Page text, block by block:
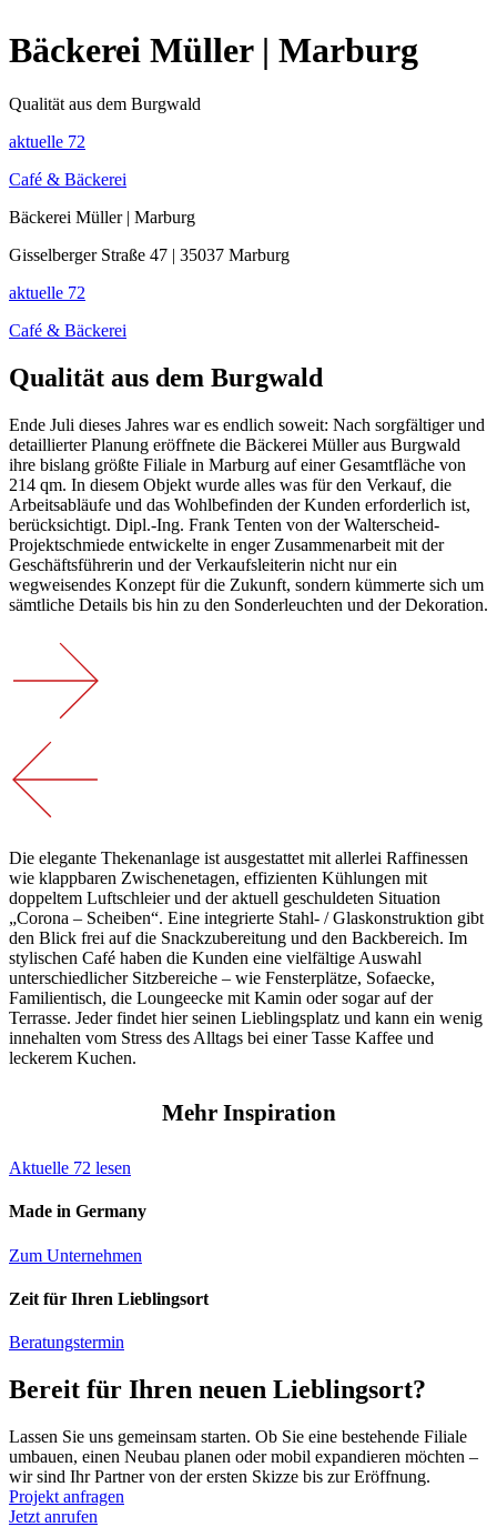
Bäckerei Müller | Marburg
Qualität aus dem Burgwald
aktuelle 72
Café & Bäckerei
Bäckerei Müller | Marburg
Gisselberger Straße 47 | 35037 Marburg
aktuelle 72
Café & Bäckerei
Qualität aus dem Burgwald
Ende Juli dieses Jahres war es endlich soweit: Nach sorgfältiger und
detaillierter Planung eröffnete die Bäckerei Müller aus Burgwald
ihre bislang größte Filiale in Marburg auf einer Gesamtfläche von
214 qm. In diesem Objekt wurde alles was für den Verkauf, die
Arbeitsabläufe und das Wohlbefinden der Kunden erforderlich ist,
berücksichtigt. Dipl.-Ing. Frank Tenten von der Walterscheid-
Projektschmiede entwickelte in enger Zusammenarbeit mit der
Geschäftsführerin und der Verkaufsleiterin nicht nur ein
wegweisendes Konzept für die Zukunft, sondern kümmerte sich um
sämtliche Details bis hin zu den Sonderleuchten und der Dekoration.
Die elegante Thekenanlage ist ausgestattet mit allerlei Raffinessen
wie klappbaren Zwischenetagen, effizienten Kühlungen mit
doppeltem Luftschleier und der aktuell geschuldeten Situation
„Corona – Scheiben“. Eine integrierte Stahl- / Glaskonstruktion gibt
den Blick frei auf die Snackzubereitung und den Backbereich. Im
stylischen Café haben die Kunden eine vielfältige Auswahl
unterschiedlicher Sitzbereiche – wie Fensterplätze, Sofaecke,
Familientisch, die Loungeecke mit Kamin oder sogar auf der
Terrasse. Jeder findet hier seinen Lieblingsplatz und kann ein wenig
innehalten vom Stress des Alltags bei einer Tasse Kaffee und
leckerem Kuchen.
Mehr Inspiration
Aktuelle 72 lesen
Made in Germany
Zum Unternehmen
Zeit für Ihren Lieblingsort
Beratungstermin
Bereit für Ihren neuen Lieblingsort?
Lassen Sie uns gemeinsam starten. Ob Sie eine bestehende Filiale
umbauen, einen Neubau planen oder mobil expandieren möchten –
wir sind Ihr Partner von der ersten Skizze bis zur Eröffnung.
Projekt anfragen
Jetzt anrufen